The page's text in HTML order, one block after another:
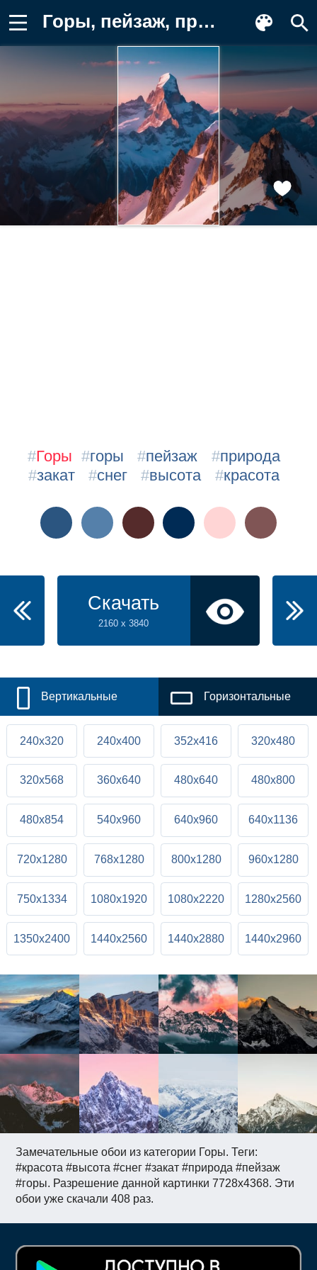
Горы, пейзаж, природа, закат, снег Картинка на телефон
Замечательные обои из категории Горы. Теги:
#красота #высота #снег #закат #природа #пейзаж
#горы. Разрешение данной картинки 7728x4368. Эти
обои уже скачали 408 раз.
#Горы #горы #пейзаж #природа
#закат #снег #высота #красота
Скачать
2160 x 3840
Вертикальные Горизонтальные
240x320 240x400 352x416 320x480
320x568 360x640 480x640 480x800
480x854 540x960 640x960 640x1136
720x1280 768x1280 800x1280 960x1280
750x1334 1080x1920 1080x2220 1280x2560
1350x2400 1440x2560 1440x2880 1440x2960